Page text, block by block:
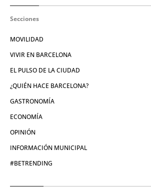
Secciones
MOVILIDAD
VIVIR EN BARCELONA
EL PULSO DE LA CIUDAD
¿QUIÉN HACE BARCELONA?
GASTRONOMÍA
ECONOMÍA
OPINIÓN
INFORMACIÓN MUNICIPAL
#BETRENDING